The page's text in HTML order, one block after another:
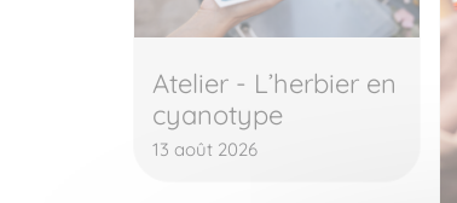
Atelier - L’herbier en
cyanotype
13 août 2026